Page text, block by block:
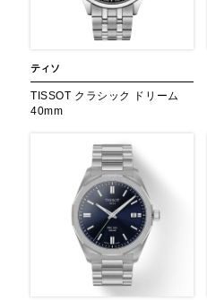
ティソ
TISSOT クラシック ドリーム
40mm